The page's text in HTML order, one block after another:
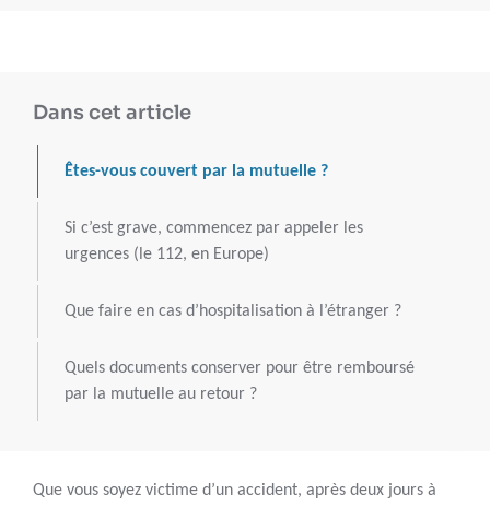
Dans cet article
Êtes-vous couvert par la mutuelle ?
Si c’est grave, commencez par appeler les
urgences (le 112, en Europe)
Que faire en cas d’hospitalisation à l’étranger ?
Quels documents conserver pour être remboursé
par la mutuelle au retour ?
Que vous soyez victime d’un accident, après deux jours à